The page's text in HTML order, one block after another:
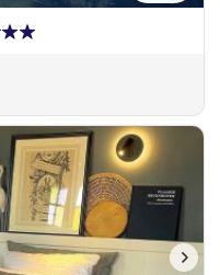
Schitterend